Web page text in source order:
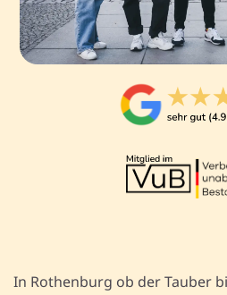
In Rothenburg ob der Tauber